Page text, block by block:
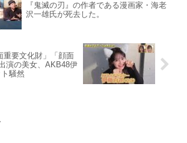
『鬼滅の刃』の作者である漫画家・海老
沢一雄氏が死去した。
重要文化財」「顔面
演の美女、AKB48伊
騒然